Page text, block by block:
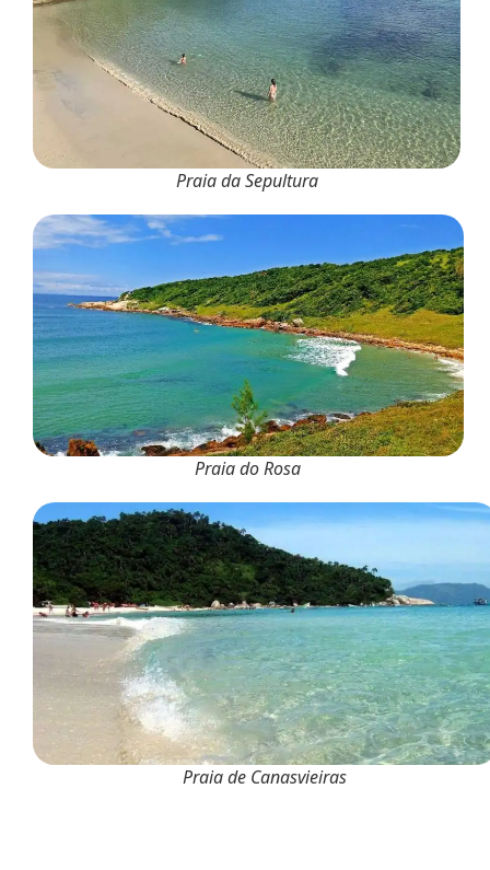
Praia da Sepultura
Praia do Rosa
Praia de Canasvieiras